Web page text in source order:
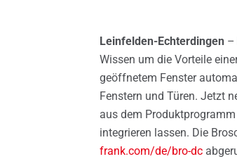
Leinfelden-Echterdingen –
Wissen um die Vorteile
geöffnetem Fenster
Fenstern und Türen. Jetzt
aus dem
integrieren lassen. Die
frank.com/de/bro-dc